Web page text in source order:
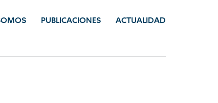
PUBLICACIONES ACTUALIDAD